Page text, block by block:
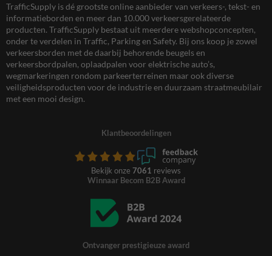
TrafficSupply is dé grootste online aanbieder van verkeers-, tekst- en
informatieborden en meer dan 10.000 verkeersgerelateerde
producten. TrafficSupply bestaat uit meerdere webshopconcepten,
onder te verdelen in Traffic, Parking en Safety. Bij ons koop je zowel
verkeersborden met de daarbij behorende beugels en
verkeersbordpalen, oplaadpalen voor elektrische auto’s,
wegmarkeringen rondom parkeerterreinen maar ook diverse
veiligheidsproducten voor de industrie en duurzaam straatmeubilair
met een mooi design.
Klantbeoordelingen
Bekijk onze 7061 reviews
Winnaar Becom B2B Award
Ontvanger prestigieuze award